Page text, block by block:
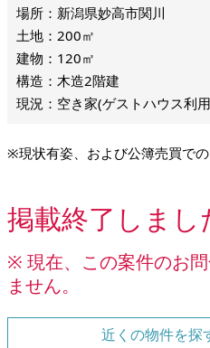
場所：新潟県妙高市関川
土地：200㎡
建物：120㎡
構造：木造2階建
現況：空き家(ゲストハウス利
※現状有姿、および公簿売買での
掲載終了しまし
※ 現在、この案件のお
ません。
近くの物件を探